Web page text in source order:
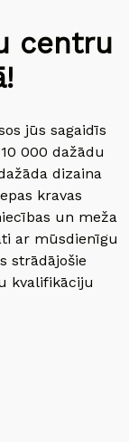
centru
jūs sagaidīs
000 dažādu
dizaina
kravas
un meža
ar mūsdienīgu
strādājošie
kvalifikāciju